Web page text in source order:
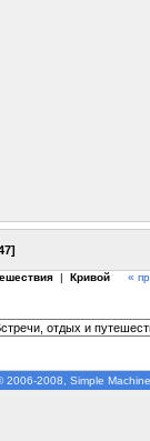
]
| Кривой
«
2006-2008, Simple